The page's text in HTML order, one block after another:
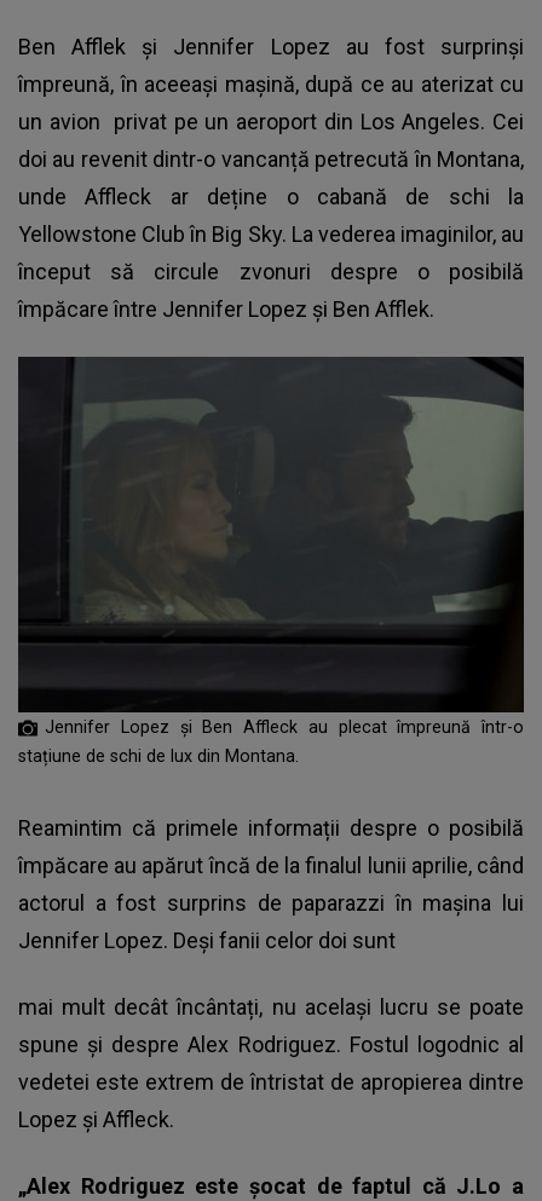
Ben Afflek și Jennifer Lopez au fost surprinși
împreună, în aceeași mașină, după ce au aterizat cu
un avion privat pe un aeroport din Los Angeles. Cei
doi au revenit dintr-o vancanță petrecută în Montana,
unde Affleck ar deține o cabană de schi la
Yellowstone Club în Big Sky. La vederea imaginilor, au
început să circule zvonuri despre o posibilă
împăcare între Jennifer Lopez și Ben Afflek.
Jennifer Lopez și Ben Affleck au plecat împreună într-o
stațiune de schi de lux din Montana.
Reamintim că primele informații despre o posibilă
împăcare au apărut încă de la finalul lunii aprilie, când
actorul a fost surprins de paparazzi în mașina lui
Jennifer Lopez. Deși fanii celor doi sunt
mai mult decât încântați, nu același lucru se poate
spune și despre Alex Rodriguez. Fostul logodnic al
vedetei este extrem de întristat de apropierea dintre
Lopez și Affleck.
„Alex Rodriguez este șocat de faptul că J.Lo a